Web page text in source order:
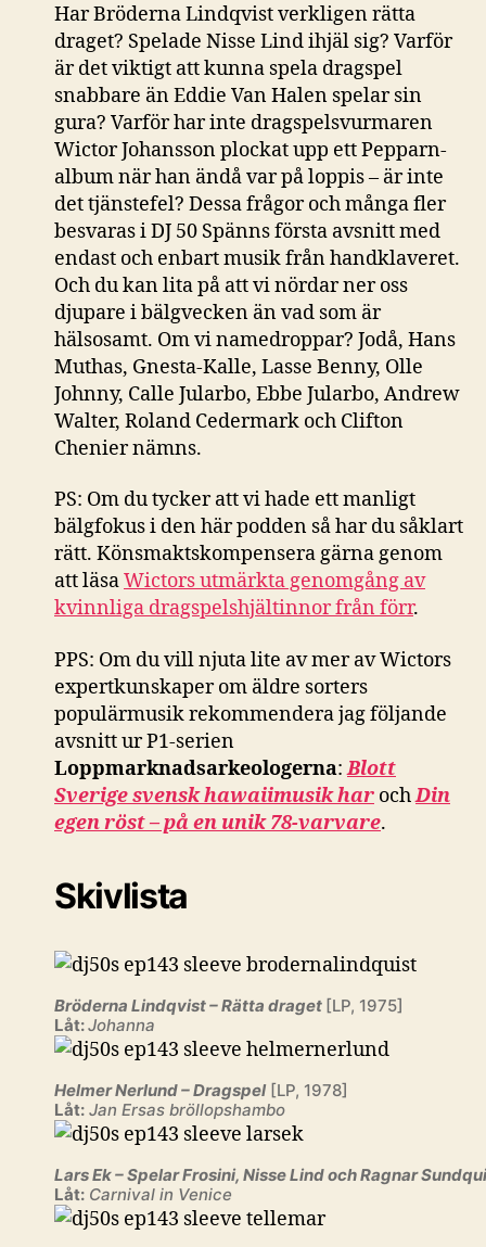
Har Bröderna Lindqvist verkligen rätta
draget? Spelade Nisse Lind ihjäl sig? Varför
är det viktigt att kunna spela dragspel
snabbare än Eddie Van Halen spelar sin
gura? Varför har inte dragspelsvurmaren
Wictor Johansson plockat upp ett Pepparn-
album när han ändå var på loppis – är inte
det tjänstefel? Dessa frågor och många fler
besvaras i DJ 50 Spänns första avsnitt med
endast och enbart musik från handklaveret.
Och du kan lita på att vi nördar ner oss
djupare i bälgvecken än vad som är
hälsosamt. Om vi namedroppar? Jodå, Hans
Muthas, Gnesta-Kalle, Lasse Benny, Olle
Johnny, Calle Jularbo, Ebbe Jularbo, Andrew
Walter, Roland Cedermark och Clifton
Chenier nämns.
PS: Om du tycker att vi hade ett manligt
bälgfokus i den här podden så har du såklart
rätt. Könsmaktskompensera gärna genom
att läsaWictors utmärkta genomgång av
kvinnliga dragspelshjältinnor från förr.
PPS: Om du vill njuta lite av mer av Wictors
expertkunskaper om äldre sorters
populärmusik rekommendera jag följande
avsnitt ur P1-serien
Loppmarknadsarkeologerna:Blott
Sverige svensk hawaiimusik har ochDin
egen röst – på en unik 78-varvare.
Skivlista
Bröderna Lindqvist – Rätta draget [LP, 1975]
Låt:Johanna
Helmer Nerlund – Dragspel[LP, 1978]
Låt: Jan Ersas bröllopshambo
Lars Ek – Spelar Frosini, Nisse Lind och Ragnar
Låt: Carnival in Venice